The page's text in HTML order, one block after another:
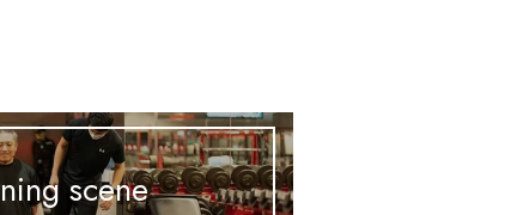
scene